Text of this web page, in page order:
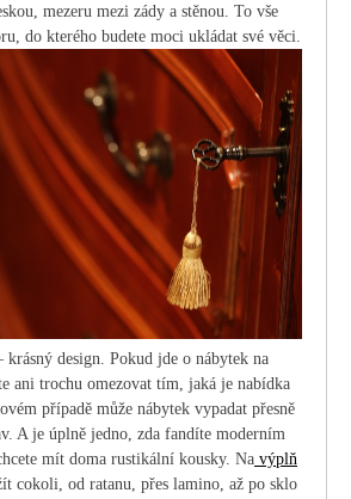
mezeru mezi zády a stěnou. To vše
do kterého budete moci ukládat své věci.
krásný design. Pokud jde o nábytek na
ani trochu omezovat tím, jaká je nabídka
případě může nábytek vypadat přesně
A je úplně jedno, zda fandíte moderním
mít doma rustikální kousky. Na výplň
cokoli, od ratanu, přes lamino, až po sklo